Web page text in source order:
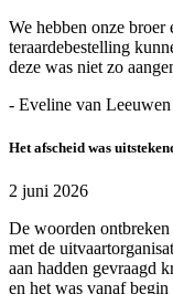
We hebben onze
teraardebestelling
deze was niet zo
- Eveline van Leeuwen
Het afscheid was
2 juni 2026
De woorden
met de
aan hadden gevraagd
en het was vanaf